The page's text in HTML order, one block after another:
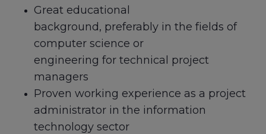
Great educational
background, preferably in the fields of
computer science or
engineering for technical project
managers
Proven working experience as a project
administrator in the information
technology sector